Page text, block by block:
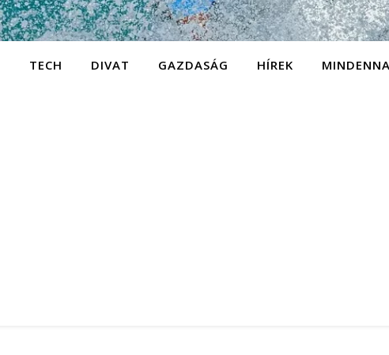
TECH DIVAT GAZDASÁG HÍREK